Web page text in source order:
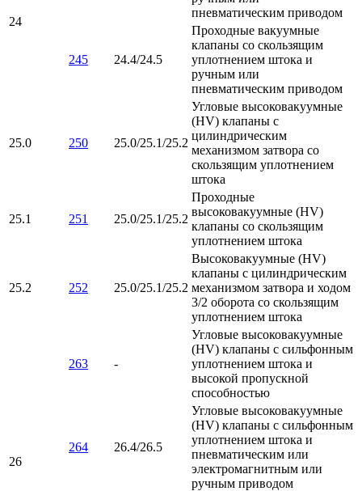
24
пневматическим приводом
245 24.4/24.5
Проходные вакуумные
клапаны со скользящим
уплотнением штока и
ручным или
пневматическим приводом
25.0 250 25.0/25.1/25.2
Угловые высоковакуумные
(HV) клапаны с
цилиндрическим
механизмом затвора со
скользящим уплотнением
штока
25.1 251 25.0/25.1/25.2
Проходные
высоковакуумные (HV)
клапаны со скользящим
уплотнением штока
25.2 252 25.0/25.1/25.2
Высоковакуумные (HV)
клапаны с цилиндрическим
механизмом затвора и ходом
3/2 оборота со скользящим
уплотнением штока
26
263 -
Угловые высоковакуумные
(HV) клапаны с сильфонным
уплотнением штока и
высокой пропускной
способностью
264 26.4/26.5
Угловые высоковакуумные
(HV) клапаны с сильфонным
уплотнением штока и
пневматическим или
электромагнитным или
ручным приводом